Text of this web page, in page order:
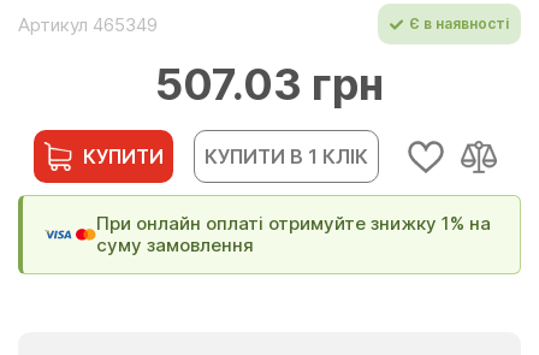
Артикул 465349 Є в наявності
507.03 грн
КУПИТИ КУПИТИ В 1 КЛІК
При онлайн оплаті отримуйте знижку 1% на
суму замовлення